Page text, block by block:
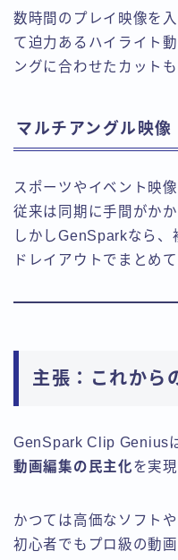
数時間のプレイ映像を
て迫力あるハイライト
ングに合わせたカット
マルチアングル映像
スポーツやイベント映
従来は同期に手間がかか
しかしGenSparkなら、
ドレイアウトでまとめ
主張：これから
GenSpark Clip Genius
動画編集の民主化を実現
かつては高価なソフト
初心者でもプロ級の動画